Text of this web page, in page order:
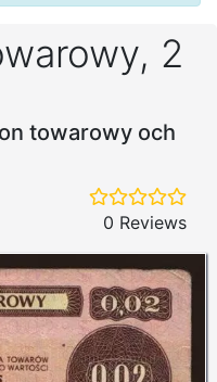
2
towarowy och
0 Reviews